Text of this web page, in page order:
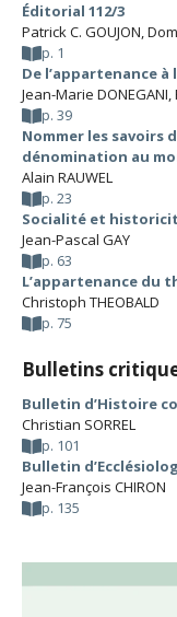
Éditorial 112/3
Patrick C. GOUJON,
p. 1
De l’appartenance
Jean-Marie DONEGANI,
p. 39
Nommer les savoirs
dénomination au
Alain RAUWEL
p. 23
Socialité et
Jean-Pascal GAY
p. 63
L’appartenance du
Christoph THEOBALD
p. 75
Bulletins
Bulletin d’Histoire
Christian SORREL
p. 101
Bulletin
Jean-François CHIRON
p. 135